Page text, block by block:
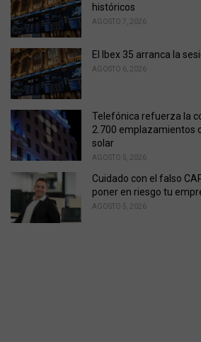
históricos
AGOSTO 7, 2026
El Ibex 35 arranca la
AGOSTO 6, 2026
Telefónica refuerza la
2.700 emplazamientos
solar
AGOSTO 5, 2026
Cuidado con el falso
poner en riesgo tu
AGOSTO 5, 2026